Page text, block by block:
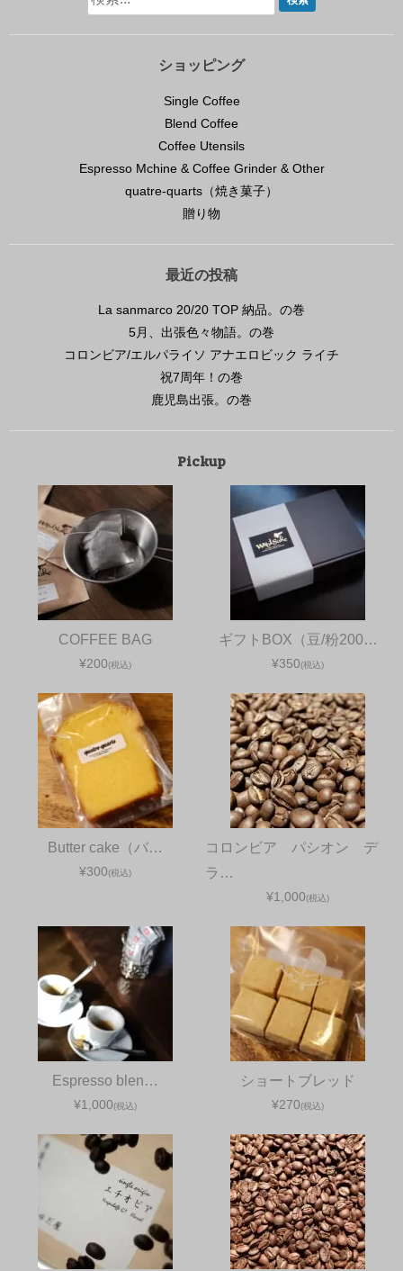
ショッピング
Single Coffee
Blend Coffee
Coffee Utensils
Espresso Mchine & Coffee Grinder & Other
quatre-quarts（焼き菓子）
贈り物
最近の投稿
La sanmarco 20/20 TOP 納品。の巻
5月、出張色々物語。の巻
コロンビア/エルパライソ アナエロビック ライチ
祝7周年！の巻
鹿児島出張。の巻
Pickup
COFFEE BAG
¥200(税込)
ギフトBOX（豆/粉200…
¥350(税込)
Butter cake（バ…
¥300(税込)
コロンビア パシオン デ
ラ…
¥1,000(税込)
Espresso blen…
¥1,000(税込)
ショートブレッド
¥270(税込)